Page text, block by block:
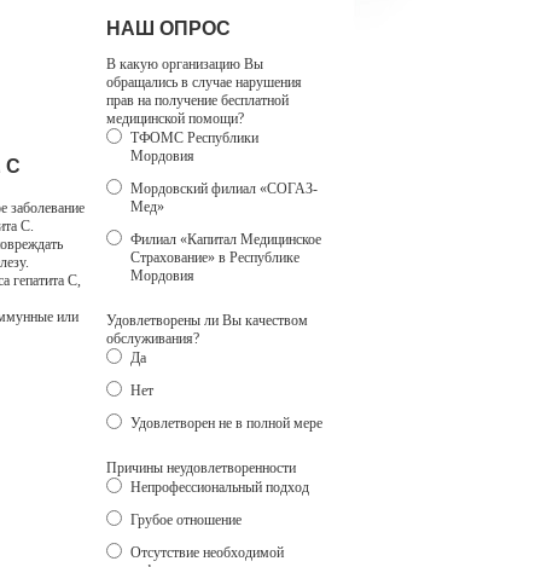
С
заболевание
С.
гепатита С,
или
НАШ ОПРОС
В какую организацию Вы
обращались в случае нарушения
прав на получение бесплатной
медицинской помощи?
ТФОМС Республики
Мордовия
Мордовский филиал «СОГАЗ-
Мед»
Филиал «Капитал Медицинское
Страхование» в Республике
Мордовия
Удовлетворены ли Вы качеством
обслуживания?
Да
Нет
Удовлетворен не в полной мере
Причины неудовлетворенности
Непрофессиональный подход
Грубое отношение
Отсутствие необходимой